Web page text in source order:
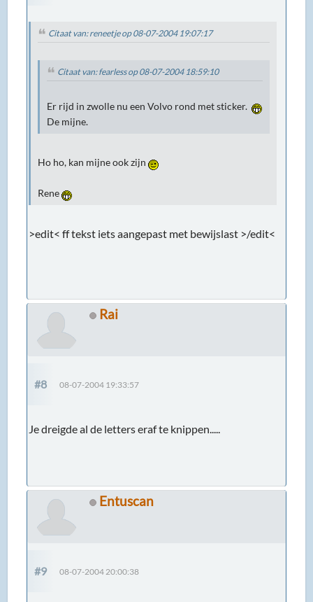
Citaat van: reneetje op 08-07-2004 19:07:17
Citaat van: fearless op 08-07-2004 18:59:10
Er rijd in zwolle nu een Volvo rond met sticker.
De mijne.
Ho ho, kan mijne ook zijn
Rene
>edit< ff tekst iets aangepast met bewijslast >/edit<
Rai
#8 08-07-2004 19:33:57
Je dreigde al de letters eraf te knippen.....
Entuscan
#9 08-07-2004 20:00:38